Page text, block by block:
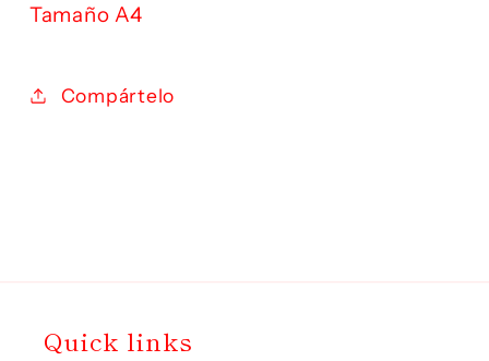
Tamaño A4
Compártelo
Quick links